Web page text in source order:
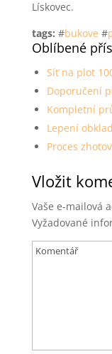
Lískovec.
tags: #bukove #
Oblíbené
Síť na plot
Doporučení
Kompletní
Lepení
Proces
Vložit
Vaše e-mailová
Vyžadované